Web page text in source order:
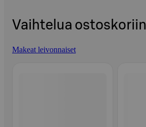
Vaihtelua ostoskoriin
Makeat leivonnaiset